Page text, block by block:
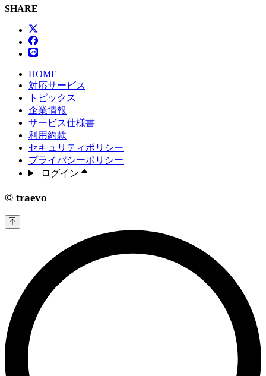
SHARE
HOME
対応サービス
トピックス
企業情報
サービス仕様書
利用約款
セキュリティポリシー
プライバシーポリシー
ログイン
© traevo